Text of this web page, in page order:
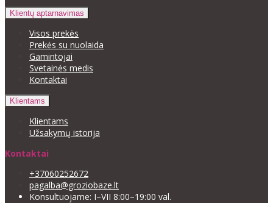
Klientų aptarnavimas
Visos prekės
Prekės su nuolaida
Gamintojai
Svetainės medis
Kontaktai
Klientams
Klientams
Užsakymų istorija
Kontaktai
+37060252672
pagalba@groziobaze.lt
Konsultuojame: I–VII 8:00–19:00 val.